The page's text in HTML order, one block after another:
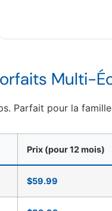
Multi-
Parfait pour la
Prix (pour 12 mois)
$59.99